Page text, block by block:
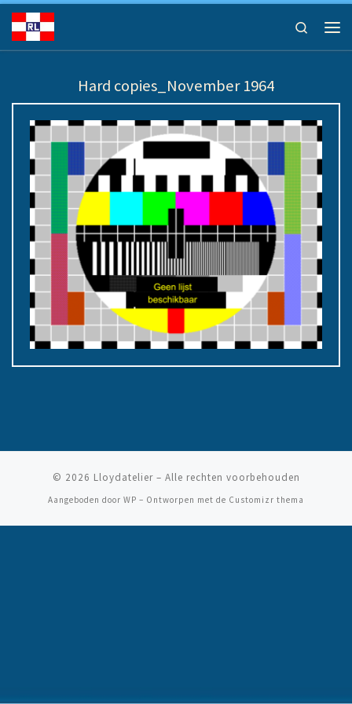
Ga naar inhoud
Search
Hard copies_November 1964
© 2026 Lloydatelier– Alle rechten voorbehouden
Aangeboden door WP – Ontworpen met de Customizr thema